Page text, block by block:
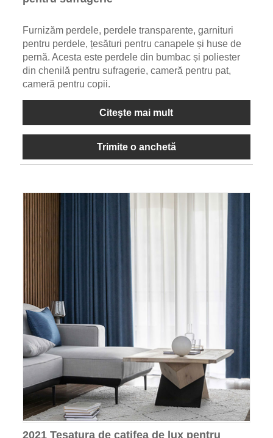
Furnizăm perdele, perdele transparente, garnituri
pentru perdele, țesături pentru canapele și huse de
pernă. Acesta este perdele din bumbac și poliester
din chenilă pentru sufragerie, cameră pentru pat,
cameră pentru copii.
Citeşte mai mult
Trimite o anchetă
2021 Tesatura de catifea de lux pentru